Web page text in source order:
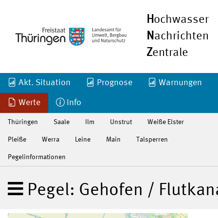
Hochwasser
Nachrichten
Zentrale
Akt. Situation Prognose Warnungen
Werte Info
Thüringen Saale Ilm Unstrut Weiße Elster
Pleiße Werra Leine Main Talsperren
Pegelinformationen
Pegel: Gehofen /